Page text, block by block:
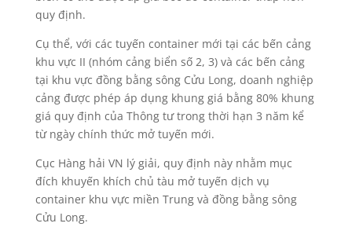
quy định.
Cụ thể, với các tuyến container mới tại các bến cảng
khu vực II (nhóm cảng biển số 2, 3) và các bến cảng
tại khu vực đồng bằng sông Cửu Long, doanh nghiệp
cảng được phép áp dụng khung giá bằng 80% khung
giá quy định của Thông tư trong thời hạn 3 năm kể
từ ngày chính thức mở tuyến mới.
Cục Hàng hải VN lý giải, quy định này nhằm mục
đích khuyến khích chủ tàu mở tuyến dịch vụ
container khu vực miền Trung và đồng bằng sông
Cửu Long.